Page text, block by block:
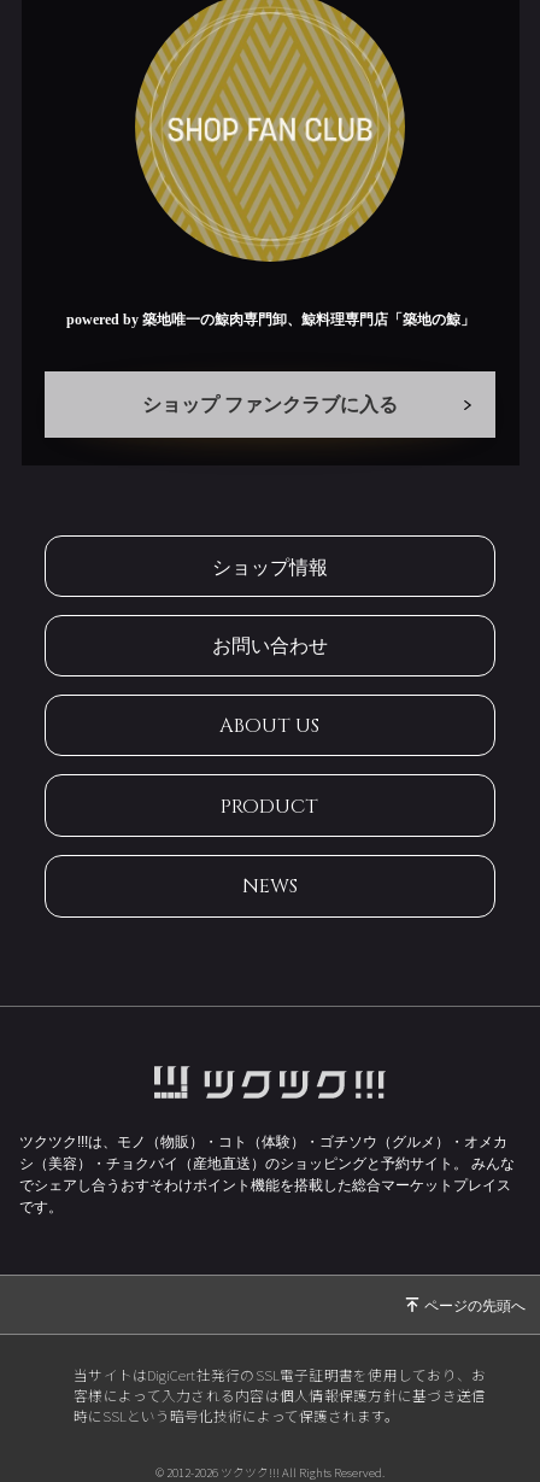
powered by 築地唯一の鯨肉専門卸、鯨料理専門店「築地の鯨」
ショップ ファンクラブに入る
ショップ情報
お問い合わせ
ABOUT US
PRODUCT
NEWS
ツクツク!!!は、モノ（物販）・コト（体験）・ゴチソウ（グルメ）・オメカ
シ（美容）・チョクバイ（産地直送）のショッピングと予約サイト。
みんな
でシェアし合うおすそわけポイント機能を搭載した総合マーケットプレイス
です。
当サイトはDigiCert社発行のSSL電子証明書を使用しており、お
客様によって入力される内容は個人情報保護方針に基づき送信
時にSSLという暗号化技術によって保護されます。
© 2012-2026 ツクツク!!! All Rights Reserved.